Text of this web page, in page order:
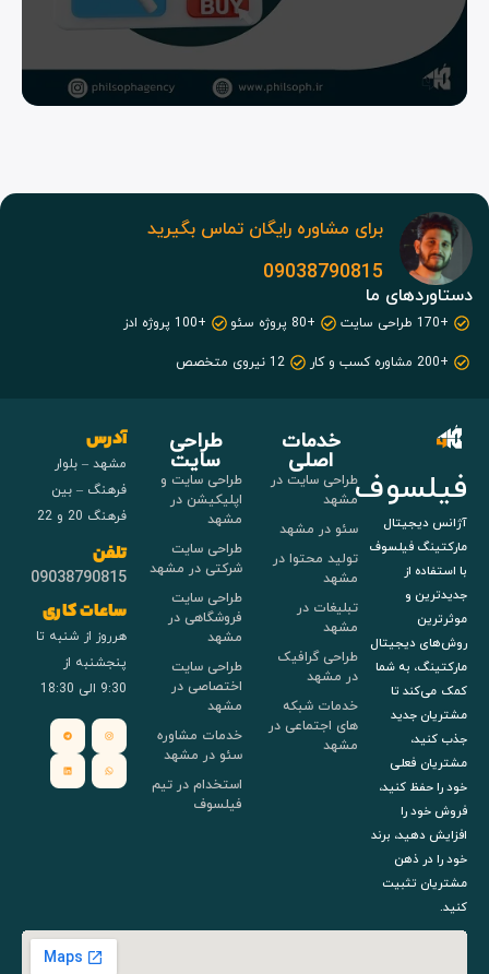
برای مشاوره رایگان تماس بگیرید
09038790815
دستاوردهای ما
+170 طراحی سایت +80 پروژه سئو
+100 پروژه ادز
+200 مشاوره کسب و کار
12 نیروی متخصص
فیلسوف
آژانس دیجیتال
مارکتینگ فیلسوف
با استفاده از
جدیدترین و
موثرترین
روش‌های دیجیتال
مارکتینگ، به شما
کمک می‌کند تا
مشتریان جدید
جذب کنید،
مشتریان فعلی
خود را حفظ کنید،
فروش خود را
افزایش دهید، برند
خود را در ذهن
مشتریان تثبیت
کنید.
خدمات
اصلی
طراحی سایت در
مشهد
سئو در مشهد
تولید محتوا در
مشهد
تبلیغات در
مشهد
طراحی گرافیک
در مشهد
خدمات شبکه
های اجتماعی در
مشهد
طراحی
سایت
طراحی سایت و
اپلیکیشن در
مشهد
طراحی سایت
شرکتی در مشهد
طراحی سایت
فروشگاهی در
مشهد
طراحی سایت
اختصاصی در
مشهد
خدمات مشاوره
سئو در مشهد
استخدام در تیم
فیلسوف
آدرس
مشهد – بلوار
فرهنگ – بین
فرهنگ 20 و 22
تلفن
09038790815
ساعات کاری
هرروز از شنبه تا
پنجشنبه از
9:30 الی 18:30